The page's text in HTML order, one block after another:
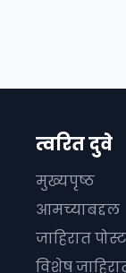
त्वरित दुवे
मुख्यपृष्ठ
आमच्याबद्दल
जाहिरात
विशेष